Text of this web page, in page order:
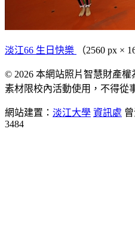
淡江66 生日快樂 （2560 px ×
© 2026 本網站照片智慧財產
素材限校內活動使用，不得從
網站建置： 淡江大學 資訊處
3484